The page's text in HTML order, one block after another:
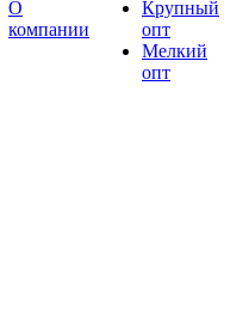
О
компании
Крупный
опт
Мелкий
опт